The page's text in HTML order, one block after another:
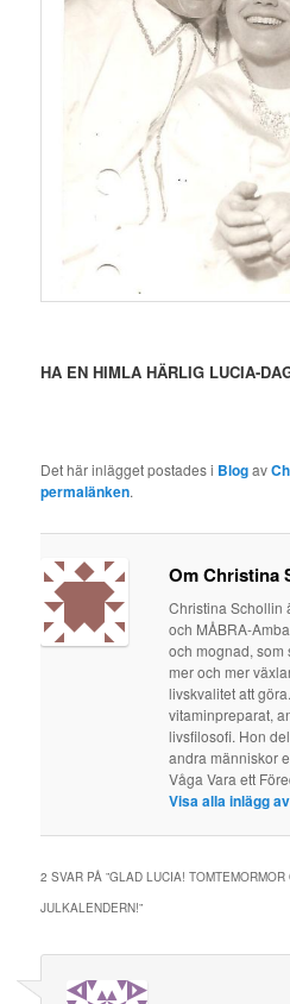
HA EN HIMLA HÄRLIG LUCIA-
Det här inlägget postades i Blogav
permalänken.
Om Christina
Christina Schollin
och MÅBRA-
och mognad, som
mer och mer
livskvalitet att
vitaminpreparat,
livsfilosofi. Hon
andra människor
Våga Vara ett
Visa alla inlägg
2 SVAR PÅ ”GLAD LUCIA!
JULKALENDERN!”